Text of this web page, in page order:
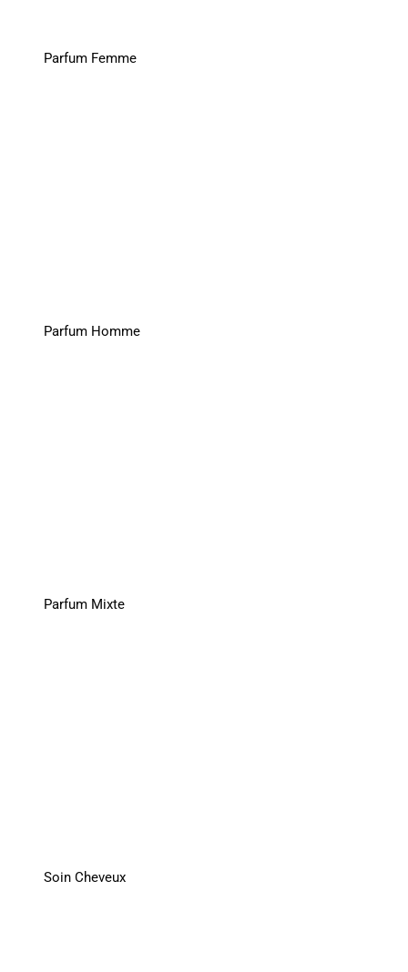
Parfum Femme
Parfum Homme
Parfum Mixte
Soin Cheveux